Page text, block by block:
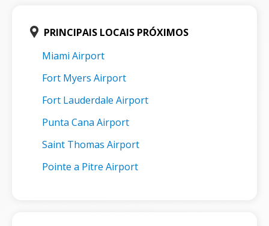
PRINCIPAIS LOCAIS PRÓXIMOS
Miami Airport
Fort Myers Airport
Fort Lauderdale Airport
Punta Cana Airport
Saint Thomas Airport
Pointe a Pitre Airport